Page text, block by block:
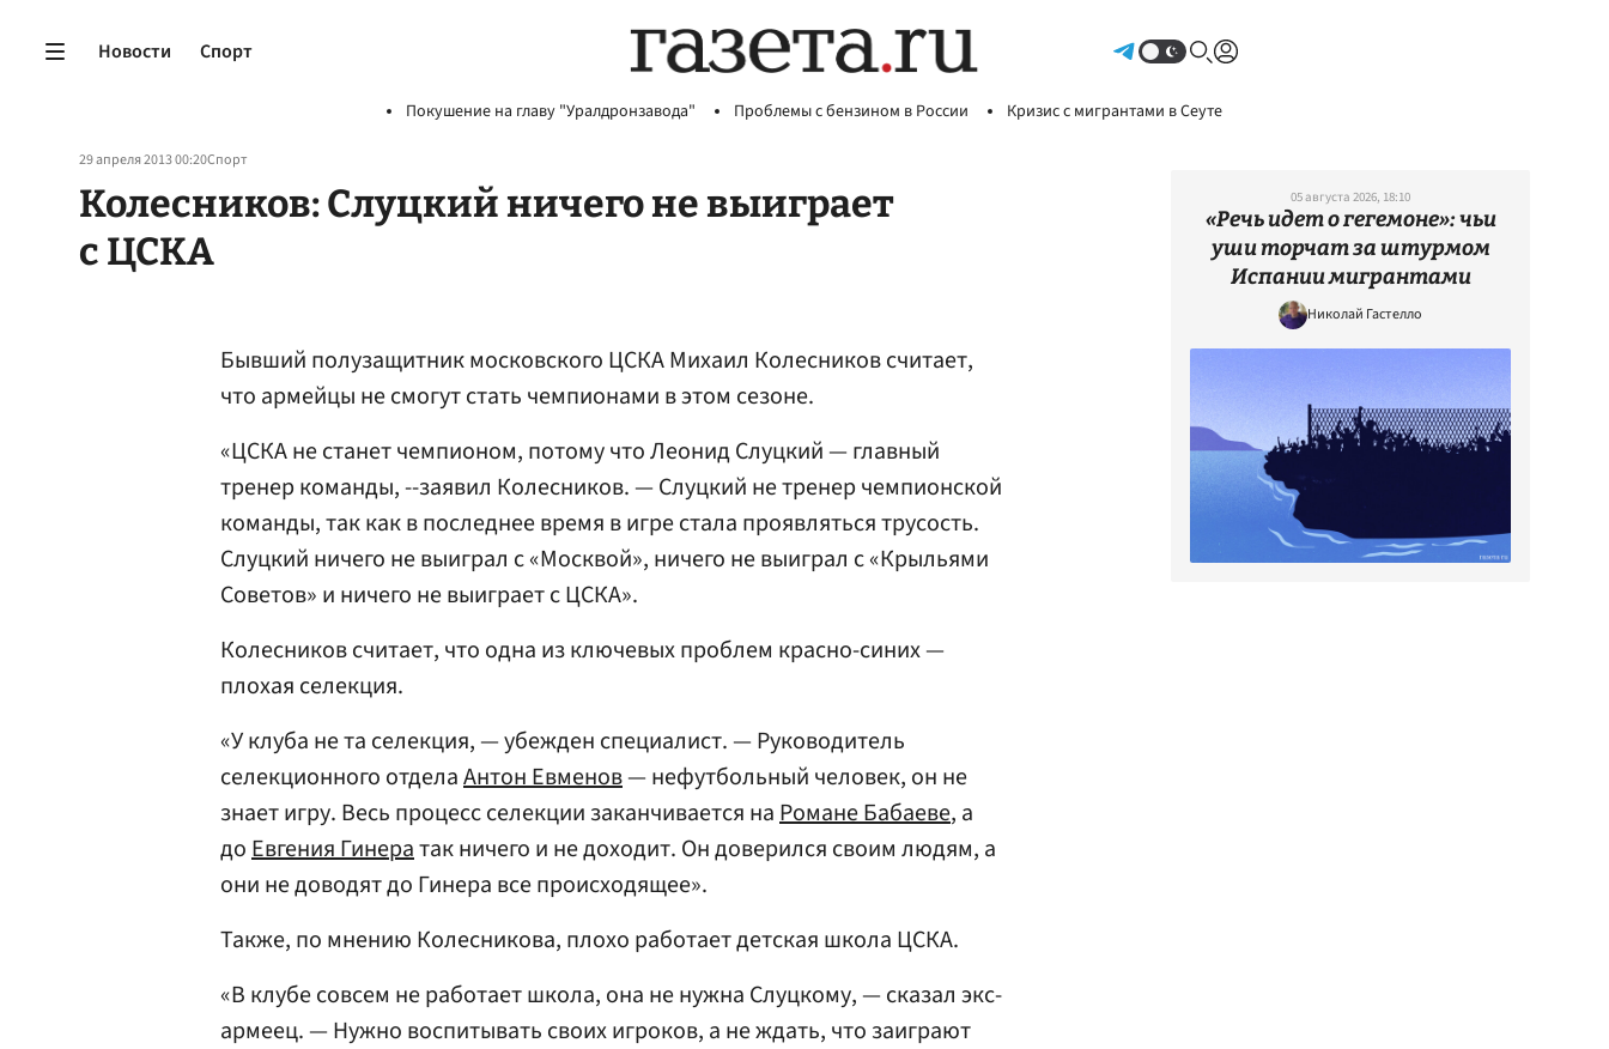
Новости Спорт
Покушение на главу "Уралдронзавода" Проблемы с бензином в России Кризис с мигрантами в Сеуте
29 апреля 2013 00:20Спорт
Колесников: Слуцкий ничего не выиграет
с ЦСКА
Бывший полузащитник московского ЦСКА Михаил Колесников считает,
что армейцы не смогут стать чемпионами в этом сезоне.
«ЦСКА не станет чемпионом, потому что Леонид Слуцкий — главный
тренер команды, --заявил Колесников. — Слуцкий не тренер чемпионской
команды, так как в последнее время в игре стала проявляться трусость.
Слуцкий ничего не выиграл с «Москвой», ничего не выиграл с «Крыльями
Советов» и ничего не выиграет с ЦСКА».
Колесников считает, что одна из ключевых проблем красно-синих —
плохая селекция.
«У клуба не та селекция, — убежден специалист. — Руководитель
селекционного отделаАнтон Евменов— нефутбольный человек, он не
знает игру. Весь процесс селекции заканчивается наРомане Бабаеве, а
доЕвгения Гинератак ничего и не доходит. Он доверился своим людям, а
они не доводят до Гинера все происходящее».
Также, по мнению Колесникова, плохо работает детская школа ЦСКА.
«В клубе совсем не работает школа, она не нужна Слуцкому, — сказал экс-
армеец. — Нужно воспитывать своих игроков, а не ждать, что заиграют
05 августа 2026, 18:10
«Речь идет о гегемоне»: чьи
уши торчат за штурмом
Испании мигрантами
Николай Гастелло